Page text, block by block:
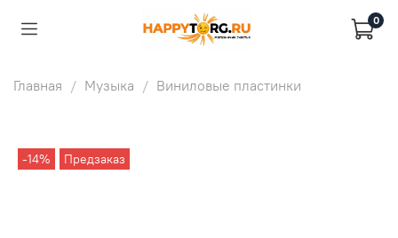
0
Главная Музыка Виниловые пластинки
-14% Предзаказ